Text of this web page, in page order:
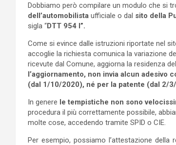
Dobbiamo però compilare un modulo che si
dell’automobilista ufficiale o dal sito della
sigla “DTT 954 l”.
Come si evince dalle istruzioni riportate nel
accoglie la richiesta comunica la variazione
ricevute dal Comune, aggiorna la residenza
l’aggiornamento, non invia alcun adesivo
(dal 1/10/2020), né per la patente (dal 2/
In genere le tempistiche non sono
procedura il più correttamente possibile,
molte cose, accedendo tramite SPID o CIE.
Per esempio, possiamo l’attestazione